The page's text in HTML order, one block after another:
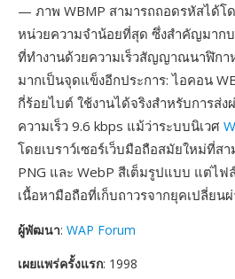
— ภาพ WBMP สามารถถอดรหัสได้โ
หน่วยความจำน้อยที่สุด ซึ่งสำคัญมาก
ที่ทำงานด้วยความเร็วสัญญาณนาฬิกา
มากเป็นจุดแข็งอีกประการ: ไอคอน
กี่ร้อยไบต์ ใช้งานได้จริงสำหรับการส่ง
ความเร็ว 9.6 kbps แม้ว่าระบบนิเวศ
โดยเบราว์เซอร์เว็บมือถือสมัยใหม่ที่ส
PNG และ WebP สีเต็มรูปแบบ แต่ไฟ
เนื้อหามือถือที่เก็บถาวรจากยุคเปลี่ยน
ผู้พัฒนา: WAP Forum
เผยแพร่ครั้งแรก: 1998